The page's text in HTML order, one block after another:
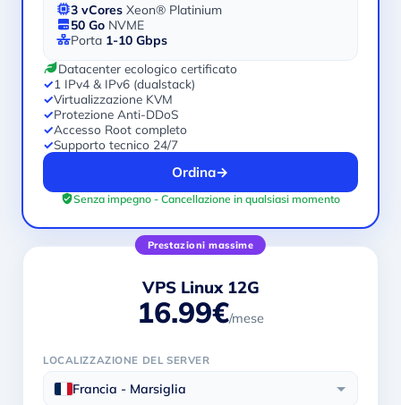
3 vCores Xeon® Platinium
50 Go NVME
Porta 1-10 Gbps
Datacenter ecologico certificato
✓1 IPv4 & IPv6 (dualstack)
✓Virtualizzazione KVM
✓Protezione Anti-DDoS
✓Accesso Root completo
✓Supporto tecnico 24/7
Ordina→
Senza impegno - Cancellazione in qualsiasi momento
Prestazioni massime
VPS Linux 12G
16.99€/mese
LOCALIZZAZIONE DEL SERVER
Francia - Marsiglia